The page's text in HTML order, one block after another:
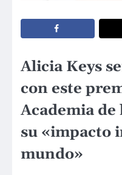
Alicia Keys
con este
Academia
su «impacto
mundo»